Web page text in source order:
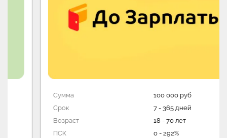
100 000 руб
7 - 365 дней